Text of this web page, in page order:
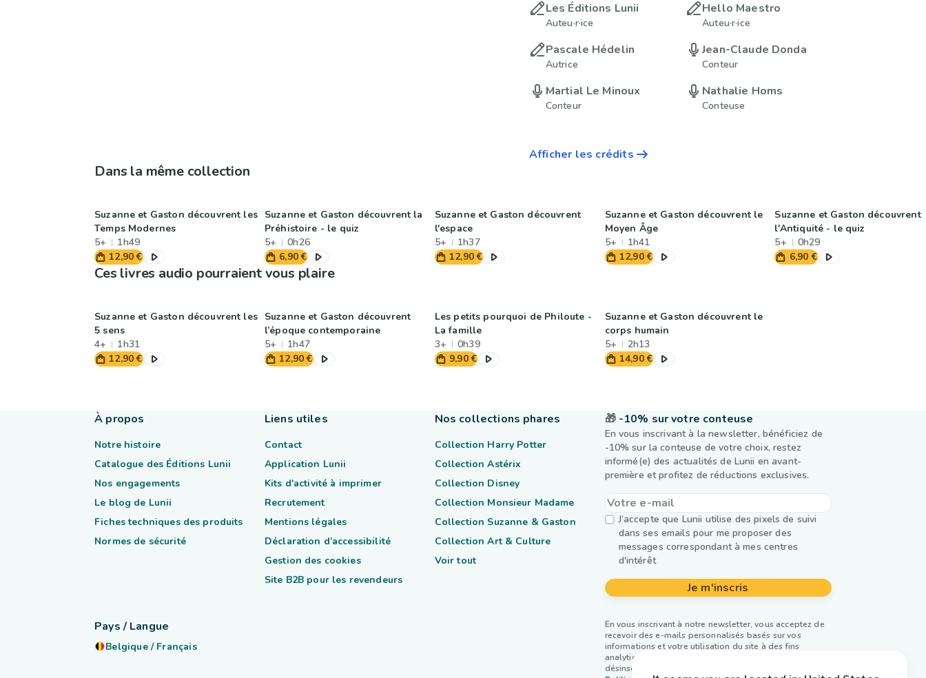
Les Éditions Lunii
Auteu·r·ice
Hello Maestro
Auteu·r·ice
Pascale Hédelin
Autrice
Jean-Claude Donda
Conteur
Martial Le Minoux
Conteur
Nathalie Homs
Conteuse
Afficher les crédits
Dans la même collection
Suzanne et Gaston découvrent les
Temps Modernes
5+
1h49
12,90 €
Suzanne et Gaston découvrent la
Préhistoire - le quiz
5+
0h26
6,90 €
Suzanne et Gaston découvrent
l'espace
5+
1h37
12,90 €
Suzanne et Gaston découvrent le
Moyen Âge
5+
1h41
12,90 €
Suzanne et Gaston découvrent
l'Antiquité - le quiz
5+
0h29
6,90 €
Ces livres audio pourraient vous plaire
Suzanne et Gaston découvrent les
5 sens
4+
1h31
12,90 €
Suzanne et Gaston découvrent
l’époque contemporaine
5+
1h47
12,90 €
Les petits pourquoi de Philoute -
La famille
3+
0h39
9,90 €
Suzanne et Gaston découvrent le
corps humain
5+
2h13
14,90 €
🎁 -10% sur votre conteuse
En vous inscrivant à la newsletter, bénéficiez de
-10% sur la conteuse de votre choix, restez
informé(e) des actualités de Lunii en avant-
première et profitez de réductions exclusives.
J’accepte que Lunii utilise des pixels de suivi
dans ses emails pour me proposer des
messages correspondant à mes centres
d'intérêt
Je m'inscris
En vous inscrivant à notre newsletter, vous acceptez de
recevoir des e-mails personnalisés basés sur vos
informations et votre utilisation du site à des fins
analytiques et publicitaires. Vous pouvez vous
désinscrire à tout moment. Plus d’infos dans notre
À propos
Notre histoire
Catalogue des Éditions Lunii
Nos engagements
Le blog de Lunii
Fiches techniques des produits
Normes de sécurité
Liens utiles
Contact
Application Lunii
Kits d'activité à imprimer
Recrutement
Mentions légales
Déclaration d’accessibilité
Gestion des cookies
Site B2B pour les revendeurs
Nos collections phares
Collection Harry Potter
Collection Astérix
Collection Disney
Collection Monsieur Madame
Collection Suzanne & Gaston
Collection Art & Culture
Voir tout
Pays / Langue
Belgique/ Français